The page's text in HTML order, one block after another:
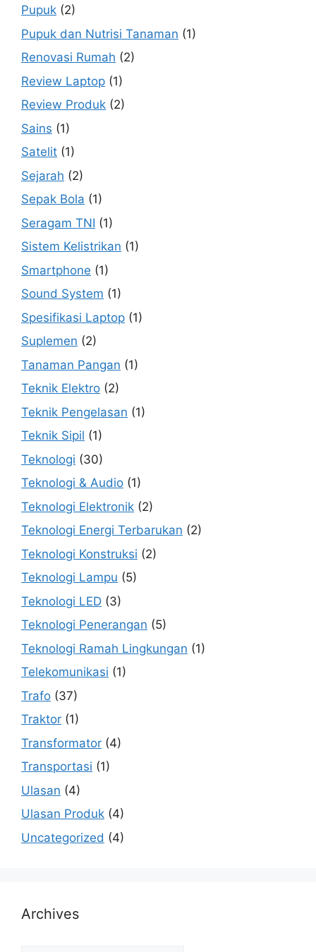
Pupuk (2)
Pupuk dan Nutrisi Tanaman (1)
Renovasi Rumah (2)
Review Laptop (1)
Review Produk (2)
Sains (1)
Satelit (1)
Sejarah (2)
Sepak Bola (1)
Seragam TNI (1)
Sistem Kelistrikan (1)
Smartphone (1)
Sound System (1)
Spesifikasi Laptop (1)
Suplemen (2)
Tanaman Pangan (1)
Teknik Elektro (2)
Teknik Pengelasan (1)
Teknik Sipil (1)
Teknologi (30)
Teknologi & Audio (1)
Teknologi Elektronik (2)
Teknologi Energi Terbarukan (2)
Teknologi Konstruksi (2)
Teknologi Lampu (5)
Teknologi LED (3)
Teknologi Penerangan (5)
Teknologi Ramah Lingkungan (1)
Telekomunikasi (1)
Trafo (37)
Traktor (1)
Transformator (4)
Transportasi (1)
Ulasan (4)
Ulasan Produk (4)
Uncategorized (4)
Archives